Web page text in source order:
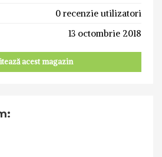
0 recenzie utilizatori
13 octombrie 2018
acest magazin